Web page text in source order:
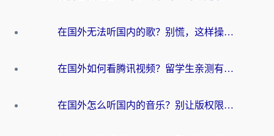
在国外无法听国内的歌？别慌，这样操作就能畅听QQ音乐（附亲测加速器推荐）
在国外如何看腾讯视频？留学生亲测有效的回国加速方案
在国外怎么听国内的音乐？别让版权限制断了你的华语歌单